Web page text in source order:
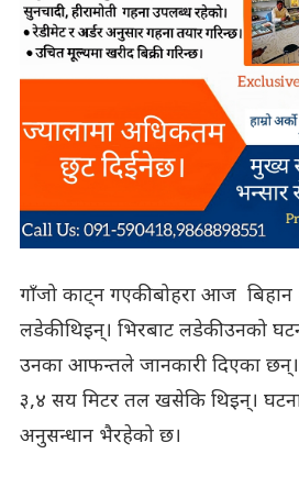
गाँजो काट्न गएकी बोहरा आज बिहान
लडेकी थिइन्। भिरबाट लडेकी उनको
उनका आफन्तले जानकारी दिएका छन्।
३,४ सय मिटर तल खसेकि थिइन्।
अनुसन्धान भैरहेको छ।